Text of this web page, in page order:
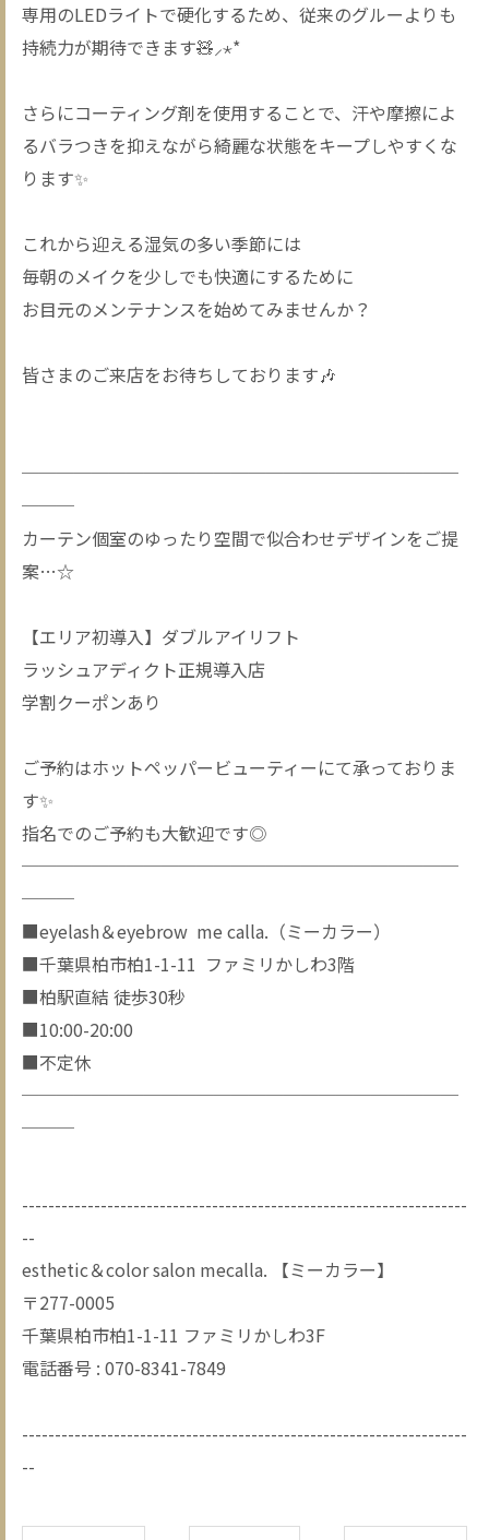
専用のLEDライトで硬化するため、従来のグルーよりも
持続力が期待できます🧸⸝⋆*
さらにコーティング剤を使用することで、汗や摩擦によ
るバラつきを抑えながら綺麗な状態をキープしやすくな
ります✨
これから迎える湿気の多い季節には
毎朝のメイクを少しでも快適にするために
お目元のメンテナンスを始めてみませんか？
皆さまのご来店をお待ちしております🎶
─────────────────────────
───
カーテン個室のゆったり空間で似合わせデザインをご提
案…☆
【エリア初導入】ダブルアイリフト
ラッシュアディクト正規導入店
学割クーポンあり
ご予約はホットペッパービューティーにて承っておりま
す✨
指名でのご予約も大歓迎です◎
─────────────────────────
───
■eyelash＆eyebrow me calla.（ミーカラー）
■千葉県柏市柏1-1-11 ファミリかしわ3階
■柏駅直結 徒歩30秒
■10:00-20:00
■不定休
─────────────────────────
───
--------------------------------------------------------------------
--
esthetic＆color salon mecalla. 【ミーカラー】
〒277-0005
千葉県柏市柏1-1-11 ファミリかしわ3F
電話番号 : 070-8341-7849
--------------------------------------------------------------------
--